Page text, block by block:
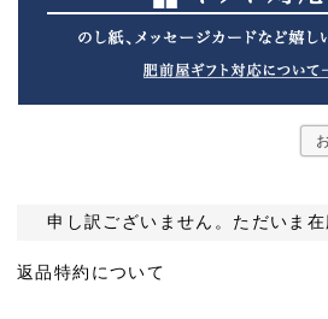
申し訳ございません。ただいま在
返品特約について